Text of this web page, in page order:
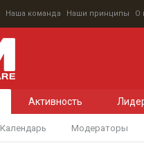
Наша команда Наши принципы О
Календарь Модераторы
Активность